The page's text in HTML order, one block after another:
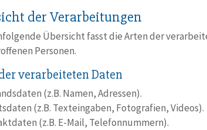
der Verarbeitungen
Übersicht fasst die Arten der
Personen.
verarbeiteten Daten
(z.B. Namen, Adressen).
(z.B. Texteingaben, Fotografien, Videos).
(z.B. E-Mail, Telefonnummern).